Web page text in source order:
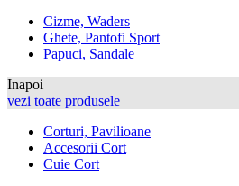
Cizme, Waders
Ghete, Pantofi Sport
Papuci, Sandale
Inapoi
vezi toate produsele
Corturi, Pavilioane
Accesorii Cort
Cuie Cort